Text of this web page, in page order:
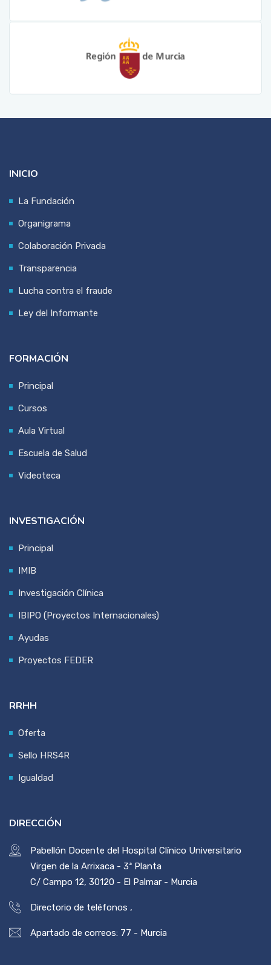
INICIO
La Fundación
Organigrama
Colaboración Privada
Transparencia
Lucha contra el fraude
Ley del Informante
FORMACIÓN
Principal
Cursos
Aula Virtual
Escuela de Salud
Videoteca
INVESTIGACIÓN
Principal
IMIB
Investigación Clínica
IBIPO (Proyectos Internacionales)
Ayudas
Proyectos FEDER
RRHH
Oferta
Sello HRS4R
Igualdad
DIRECCIÓN
Pabellón Docente del Hospital Clínico Universitario
Virgen de la Arrixaca - 3ª Planta
C/ Campo 12, 30120 - El Palmar - Murcia
Directorio de teléfonos ,
Apartado de correos: 77 - Murcia